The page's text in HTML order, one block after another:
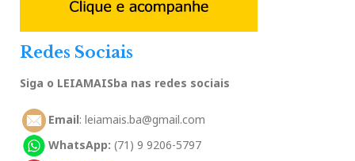
Redes Sociais
Siga o LEIAMAISba nas redes sociais
Email: leiamais.ba@gmail.com
WhatsApp: (71) 9 9206-5797